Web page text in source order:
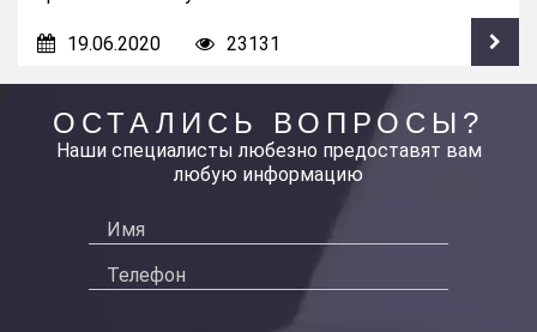
19.06.2020 23131
ОСТАЛИСЬ ВОПРОСЫ?
Наши специалисты любезно предоставят вам
любую информацию